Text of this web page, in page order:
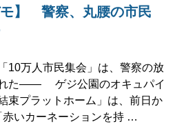
モ】 警察、丸腰の市民
10万人市民集会」は、警察の放
れた―― ゲジ公園のオキュパイ
束プラットホーム」は、前日か
赤いカーネーションを持 …